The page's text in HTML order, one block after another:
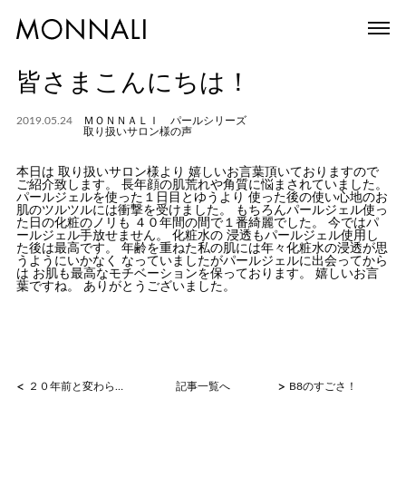
皆さまこんにちは！
2019.05.24
ＭＯＮＮＡＬＩ パールシリーズ
取り扱いサロン様の声
本日は 取り扱いサロン様より 嬉しいお言葉頂いておりますので
ご紹介致します。 長年顔の肌荒れや角質に悩まされていました。
パールジェルを使った１日目とゆうより 使った後の使い心地のお
肌のツルツルには衝撃を受けました。 もちろんパールジェル使っ
た日の化粧のノリも ４０年間の間で１番綺麗でした。 今ではパ
ールジェル手放せません。 化粧水の 浸透もパールジェル使用し
た後は最高です。 年齢を重ねた私の肌には年々化粧水の浸透が思
うようにいかなく なっていましたがパールジェルに出会ってから
は お肌も最高なモチベーションを保っております。 嬉しいお言
葉ですね。 ありがとうございました。
< ２０年前と変わらないね 記事一覧へ > B8のすごさ！